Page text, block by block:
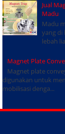
Jual
Madu
Madu
yang di
lebah
Magnet Plate
Magnet plate
digunakan untuk
mobilisasi denga...